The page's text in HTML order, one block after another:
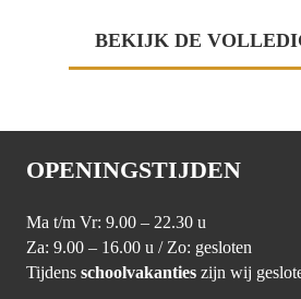
BEKIJK DE
OPENINGSTIJDEN
Ma t/m Vr: 9.00 – 22.30 u
Za: 9.00 – 16.00 u / Zo: gesloten
Tijdens schoolvakanties zijn wij